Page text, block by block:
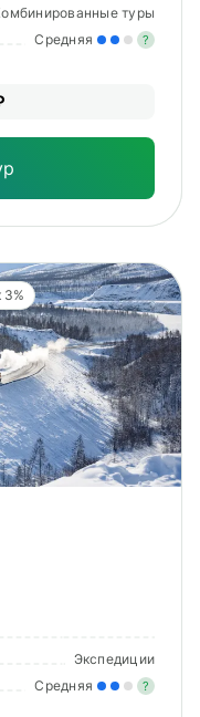
туры
Средняя ?
Экспедиции
Средняя ?